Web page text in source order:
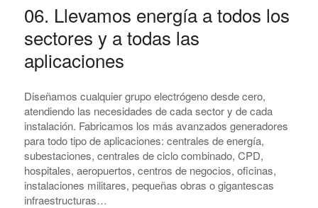
06. Llevamos energía a todos los
sectores y a todas las
aplicaciones
Diseñamos cualquier grupo electrógeno desde cero,
atendiendo las necesidades de cada sector y de cada
instalación. Fabricamos los más avanzados generadores
para todo tipo de aplicaciones: centrales de energía,
subestaciones, centrales de ciclo combinado, CPD,
hospitales, aeropuertos, centros de negocios, oficinas,
instalaciones militares, pequeñas obras o gigantescas
infraestructuras…